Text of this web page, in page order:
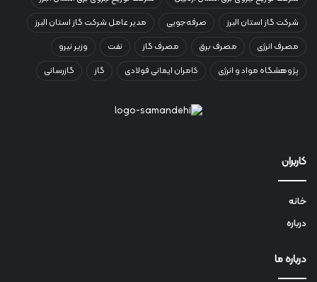
شرکت گاز استان البرز
صرفه‌جویی
مدیر عامل شرکت گاز استان البرز
مصرف انرژی
مصرف برق مصرف گاز نفت
وزیر نیرو
پژوهشگاه مواد و انرژی
کامران ایمانی فولادی گاز گازرسانی
کاربران
خانه
درباره
درباره ما